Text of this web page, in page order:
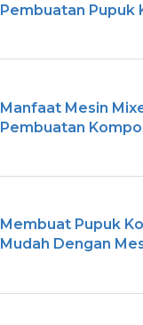
Pembuatan Pupuk
Manfaat Mesin
Pembuatan
Membuat Pupuk
Mudah Dengan